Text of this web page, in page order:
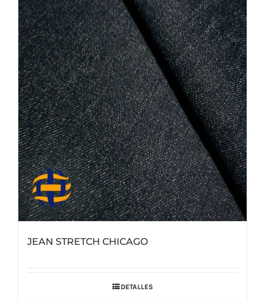
JEAN STRETCH CHICAGO
DETALLES